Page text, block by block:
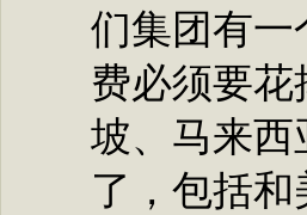
们集团有一
费必须要
坡、马来西
了，包括